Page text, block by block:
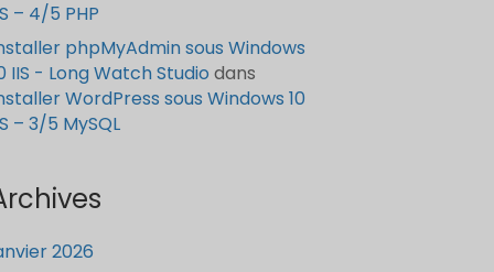
– 4/5 PHP
phpMyAdmin sous Windows
IIS - Long Watch Studio dans
WordPress sous Windows 10
– 3/5 MySQL
2026